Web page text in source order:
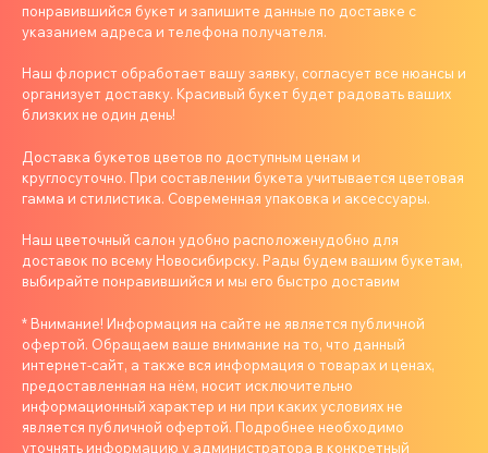
понравившийся букет и запишите данные по доставке с
указанием адреса и телефона получателя.
Наш флорист обработает вашу заявку, согласует все нюансы и
организует доставку. Красивый букет будет радовать ваших
близких не один день!
Доставка букетов цветов по доступным ценам и
круглосуточно. При составлении букета учитывается цветовая
гамма и стилистика. Современная упаковка и аксессуары.
Наш цветочный салон удобно расположенудобно для
доставок по всему Новосибирску. Рады будем вашим букетам,
выбирайте понравившийся и мы его быстро доставим
* Внимание! Информация на сайте не является публичной
офертой. Обращаем ваше внимание на то, что данный
интернет-сайт, а также вся информация о товарах и ценах,
предоставленная на нём, носит исключительно
информационный характер и ни при каких условиях не
является публичной офертой. Подробнее необходимо
уточнять информацию у администратора в конкретный